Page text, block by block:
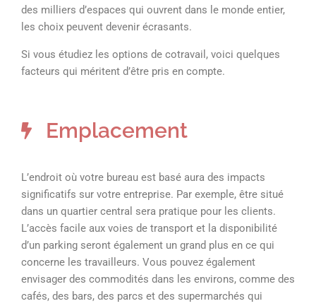
des milliers d’espaces qui ouvrent dans le monde entier,
les choix peuvent devenir écrasants.
Si vous étudiez les options de cotravail, voici quelques
facteurs qui méritent d’être pris en compte.
Emplacement
L’endroit où votre bureau est basé aura des impacts
significatifs sur votre entreprise. Par exemple, être situé
dans un quartier central sera pratique pour les clients.
L’accès facile aux voies de transport et la disponibilité
d’un parking seront également un grand plus en ce qui
concerne les travailleurs. Vous pouvez également
envisager des commodités dans les environs, comme des
cafés, des bars, des parcs et des supermarchés qui